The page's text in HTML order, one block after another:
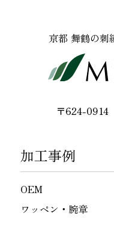
京都 舞鶴の刺
〒624-0914
加工事例
OEM
ワッペン・腕章